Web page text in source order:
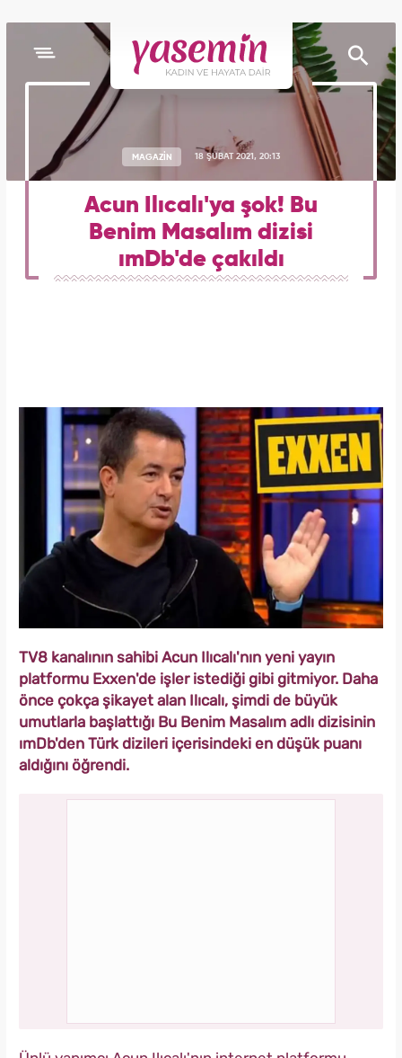
MAGAZİN 18 ŞUBAT 2021, 20:13
Acun Ilıcalı'ya şok! Bu
Benim Masalım dizisi
ımDb'de çakıldı
TV8 kanalının sahibi Acun Ilıcalı'nın yeni yayın
platformu Exxen'de işler istediği gibi gitmiyor. Daha
önce çokça şikayet alan Ilıcalı, şimdi de büyük
umutlarla başlattığı Bu Benim Masalım adlı dizisinin
ımDb'den Türk dizileri içerisindeki en düşük puanı
aldığını öğrendi.